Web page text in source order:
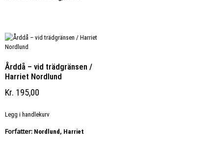
Årddå – vid trädgränsen /
Harriet Nordlund
Kr 195,00
Legg i handlekurv
Forfatter: Nordlund, Harriet